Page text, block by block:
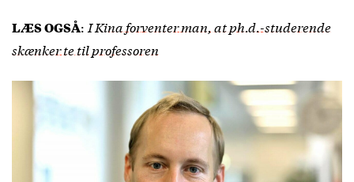
LÆS OGSÅ: I Kina forventer man, at ph.d.-studerende
skænker te til professoren